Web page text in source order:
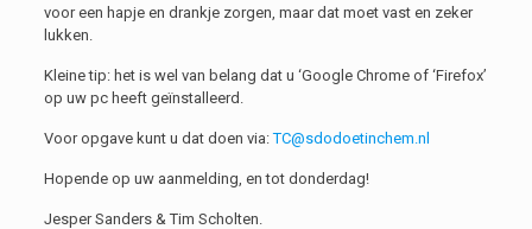
voor een hapje en drankje zorgen, maar dat moet vast en zeker
lukken.
Kleine tip: het is wel van belang dat u ‘Google Chrome of ‘Firefox’
op uw pc heeft geïnstalleerd.
Voor opgave kunt u dat doen via:TC@sdodoetinchem.nl
Hopende op uw aanmelding, en tot donderdag!
Jesper Sanders & Tim Scholten.